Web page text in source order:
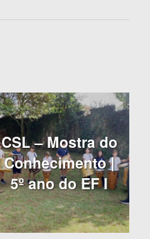
CSL – Mostra do
Conhecimento |
5º ano do EF I